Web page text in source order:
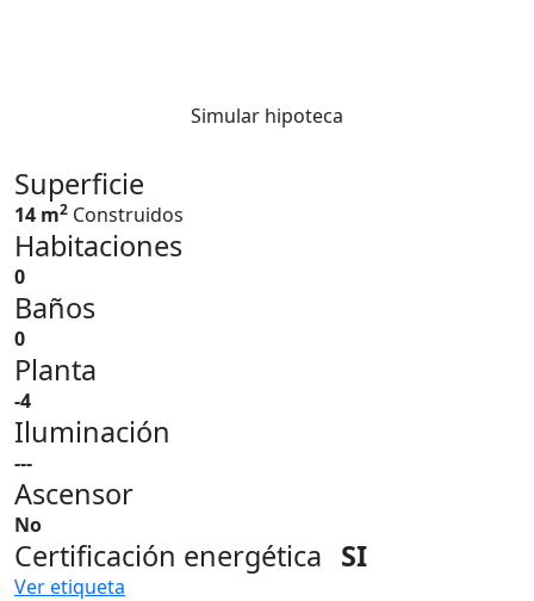
Simular hipoteca
Superficie
14 m2 Construidos
Habitaciones
0
Baños
0
Planta
-4
Iluminación
---
Ascensor
No
Certificación energética SI
Ver etiqueta